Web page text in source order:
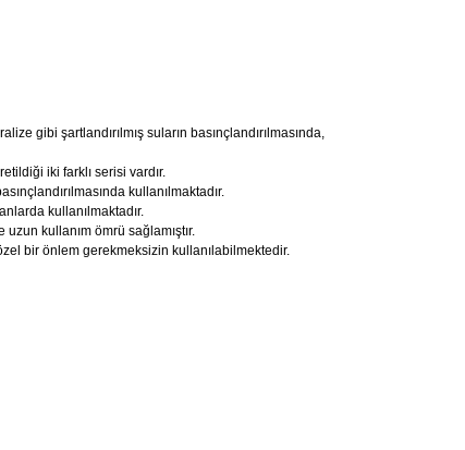
gibi şartlandırılmış suların basınçlandırılmasında,
iki farklı serisi vardır.
kullanılmaktadır.
kullanılmaktadır.
kullanım ömrü sağlamıştır.
bir önlem gerekmeksizin kullanılabilmektedir.